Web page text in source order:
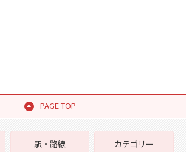
PAGE TOP
駅・路線
カテゴリー